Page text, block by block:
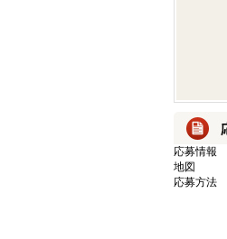
応募情報
地図
応募方法